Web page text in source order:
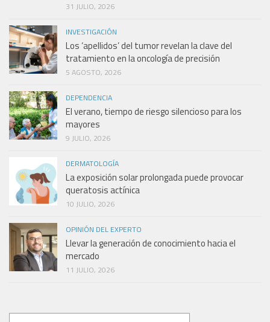
31 JULIO, 2026
INVESTIGACIÓN
Los ‘apellidos’ del tumor revelan la clave del
tratamiento en la oncología de precisión
5 AGOSTO, 2026
DEPENDENCIA
El verano, tiempo de riesgo silencioso para los
mayores
9 JULIO, 2026
DERMATOLOGÍA
La exposición solar prolongada puede provocar
queratosis actínica
10 JULIO, 2026
OPINIÓN DEL EXPERTO
Llevar la generación de conocimiento hacia el
mercado
11 JULIO, 2026